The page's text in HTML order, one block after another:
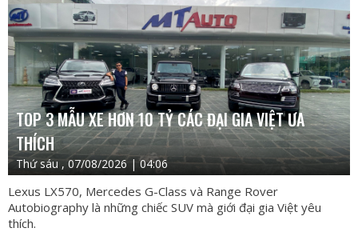
TOP 3 MẪU XE HƠN 10 TỶ CÁC ĐẠI GIA VIỆT ƯA
THÍCH
Thứ sáu , 07/08/2026 | 04:06
Lexus LX570, Mercedes G-Class và Range Rover
Autobiography là những chiếc SUV mà giới đại gia Việt yêu
thích.